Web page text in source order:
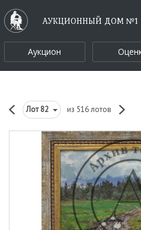
АУКЦИОННЫЙ ДОМ №1
Аукцион
Лот82 из 516 лотов